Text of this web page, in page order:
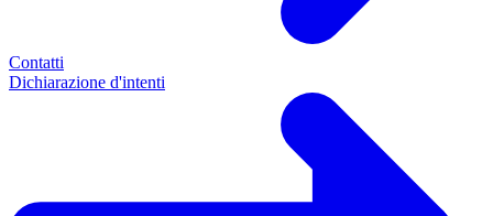
Contatti
Dichiarazione d'intenti